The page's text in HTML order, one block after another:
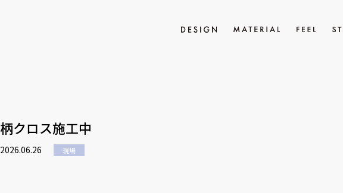
柄クロス施工中
2026.06.26 現場